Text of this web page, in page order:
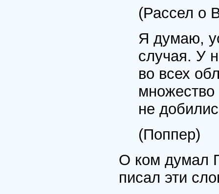
(Рассел о
Я думаю,
случая. У
во всех
не
(Поппер)
О ком думал
писал эти